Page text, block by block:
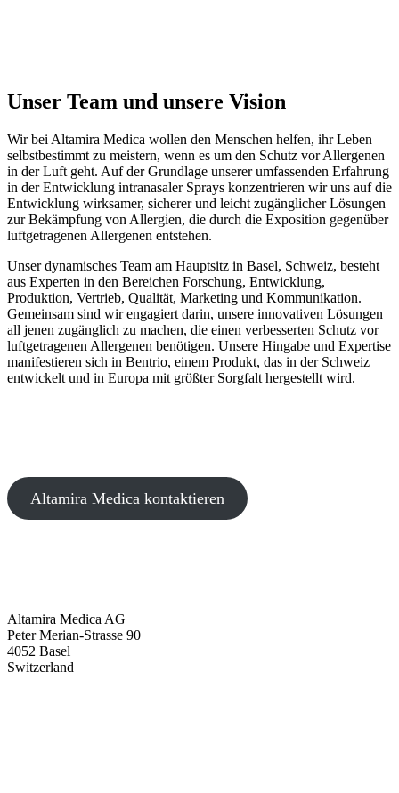
Unser Team und unsere Vision
Wir bei Altamira Medica wollen den Menschen helfen, ihr Leben
selbstbestimmt zu meistern, wenn es um den Schutz vor Allergenen
in der Luft geht. Auf der Grundlage unserer umfassenden Erfahrung
in der Entwicklung intranasaler Sprays konzentrieren wir uns auf die
Entwicklung wirksamer, sicherer und leicht zugänglicher Lösungen
zur Bekämpfung von Allergien, die durch die Exposition gegenüber
luftgetragenen Allergenen entstehen.
Unser dynamisches Team am Hauptsitz in Basel, Schweiz, besteht
aus Experten in den Bereichen Forschung, Entwicklung,
Produktion, Vertrieb, Qualität, Marketing und Kommunikation.
Gemeinsam sind wir engagiert darin, unsere innovativen Lösungen
all jenen zugänglich zu machen, die einen verbesserten Schutz vor
luftgetragenen Allergenen benötigen. Unsere Hingabe und Expertise
manifestieren sich in Bentrio, einem Produkt, das in der Schweiz
entwickelt und in Europa mit größter Sorgfalt hergestellt wird.
Altamira Medica kontaktieren
Altamira Medica AG
Peter Merian-Strasse 90
4052 Basel
Switzerland